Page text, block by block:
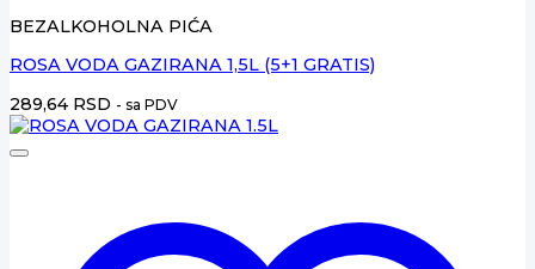
BEZALKOHOLNA PIĆA
ROSA VODA GAZIRANA 1,5L (5+1 GRATIS)
289,64 RSD - sa PDV